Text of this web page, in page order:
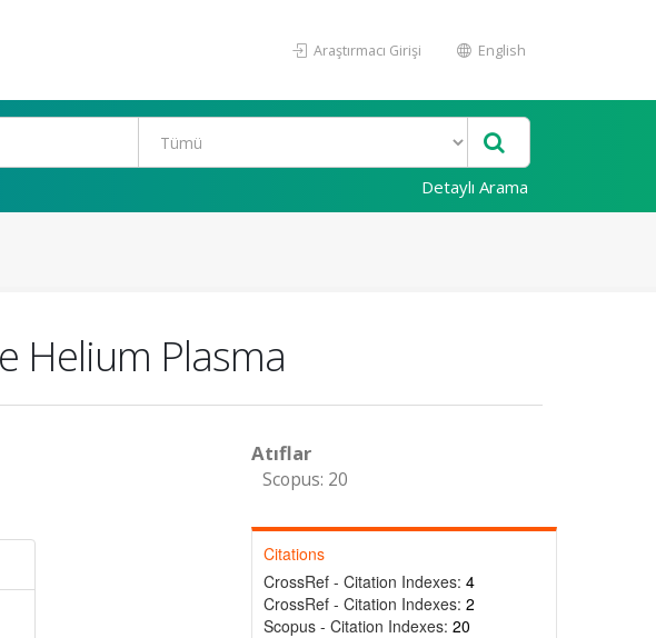
Araştırmacı Girişi English
Detaylı Arama
Helium Plasma
Atıflar
Scopus: 20
Citations
CrossRef - Citation Indexes: 4
CrossRef - Citation Indexes: 2
Scopus - Citation Indexes: 20